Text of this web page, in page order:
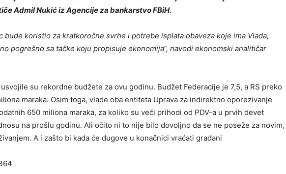
Admil Nukić iz Agencije za bankarstvo FBiH.
bude koristio za kratkoročne svrhe i potrebe isplata obaveza koje ima Vlada,
pogrešno sa tačke koju propisuje ekonomija“, navodi ekonomski analitičar
su rekordne budžete za ovu godinu. Budžet Federacije je 7,5, a RS preko
maraka. Osim toga, vlade oba entiteta Uprava za indirektno oporezivanje
650 miliona maraka, za koliko su veći prihodi od PDV-a u prvih devet
na prošlu godinu. Ali očito ni to nije bilo dovoljno da se ne poseže za novim,
A i zašto bi kada će dugove u konačnici vraćati građani